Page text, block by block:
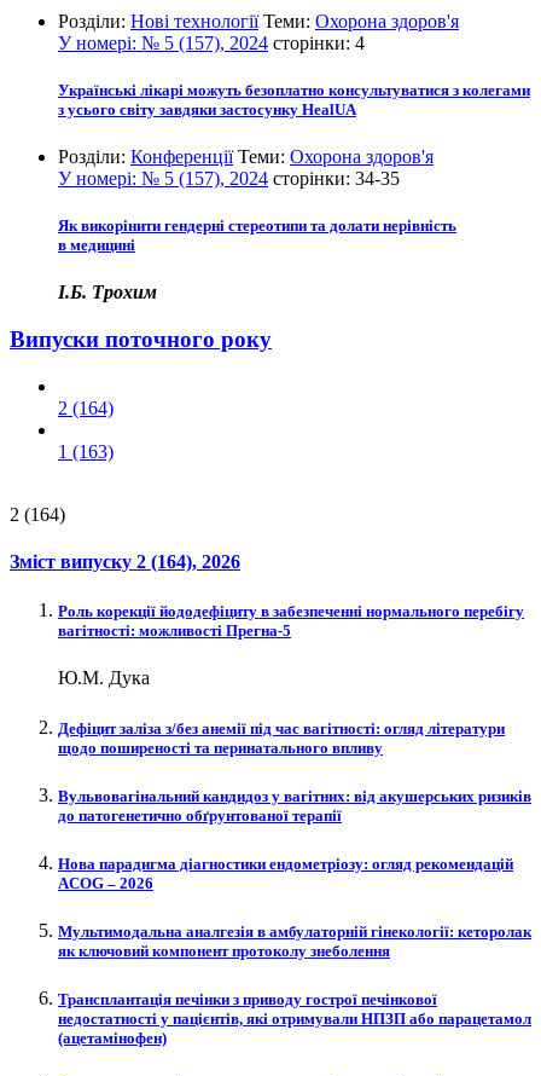
Розділи: Нові технології Теми: Охорона здоров'я
У номері: № 5 (157), 2024 сторінки: 4
Українські лікарі можуть безоплатно консультуватися з колегами
з усього світу завдяки застосунку HealUA
Розділи: Конференції Теми: Охорона здоров'я
У номері: № 5 (157), 2024 сторінки: 34-35
Як викорінити гендерні стереотипи та долати нерівність
в медицині
І.Б. Трохим
Випуски поточного року
2 (164)
1 (163)
2 (164)
Зміст випуску 2 (164), 2026
Роль корекції йододефіциту в забезпеченні нормального перебігу
вагітності: можливості Прегна-5
Ю.М. Дука
Дефіцит заліза з/без анемії під час вагітності: огляд літератури
щодо поширеності та перинатального впливу
Вульвовагінальний кандидоз у вагітних: від акушерських ризиків
до патогенетично обґрунтованої терапії
Нова парадигма діагностики ендометріозу: огляд рекомендацій
ACOG – 2026
Мультимодальна аналгезія в амбулаторній гінекології: кеторолак
як ключовий компонент протоколу знеболення
Трансплантація печінки з приводу гострої печінкової
недостатності у пацієнтів, які отримували НПЗП або парацетамол
(ацетамінофен)